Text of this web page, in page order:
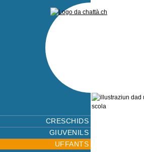
CRESCHIDS
GIUVENILS
UFFANTS